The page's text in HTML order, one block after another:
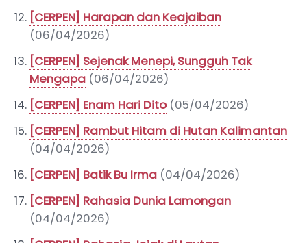
[CERPEN] Harapan dan Keajaiban
(06/04/2026)
[CERPEN] Sejenak Menepi, Sungguh Tak
Mengapa (06/04/2026)
[CERPEN] Enam Hari Dito (05/04/2026)
[CERPEN] Rambut Hitam di Hutan Kalimantan
(04/04/2026)
[CERPEN] Batik Bu Irma (04/04/2026)
[CERPEN] Rahasia Dunia Lamongan
(04/04/2026)